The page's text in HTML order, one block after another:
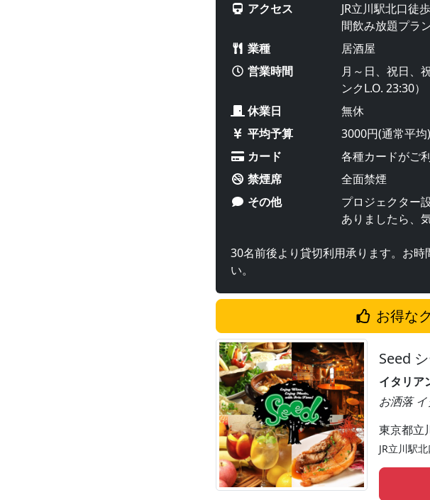
アクセス
JR立川駅北口徒
間飲み放題プラ
業種
居酒屋
営業時間
月～日、祝日、
ンクL.O. 23:30）
休業日
無休
平均予算
3000円(通常平
カード
各種カードがご
禁煙席
全面禁煙
その他
プロジェクター
ありましたら、
30名前後より貸切利用承ります。お
い。
お得な
Seed
イタリア
お洒落
東京都立
JR立川駅